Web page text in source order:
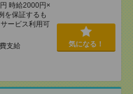
時給2000円×
を保証するも
ービス利用可
支給
気になる！